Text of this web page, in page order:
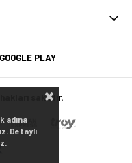
GOOGLE PLAY
saklıdır.
adına
Detaylı